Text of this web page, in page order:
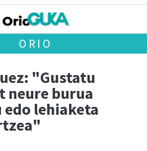
ORIO
"Gustatu
neure burua
lehiaketa